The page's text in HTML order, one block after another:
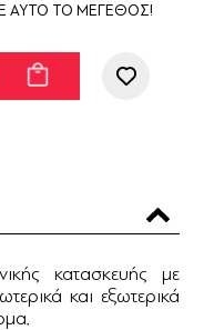
ΑΥΤΟ ΤΟ ΜΕΓΕΘΟΣ!
κατασκευής με
και εξωτερικά